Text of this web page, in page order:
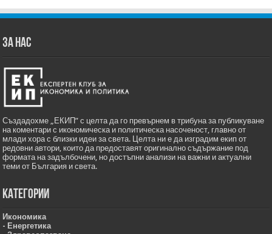
ЗА НАС
Създадохме „ЕКИП” с целта да го превърнем в трибуна за публикуване
на коментари с икономическа и политическа насоченост, главно от
млади хора с близки идеи за света. Целта ни е да изградим екип от
редовни автори, които да предоставят оригинално съдържание под
формата на задълбочени, но достъпни анализи на важни и актуални
теми от България и света.
Категории
Икономика
- Енергетика